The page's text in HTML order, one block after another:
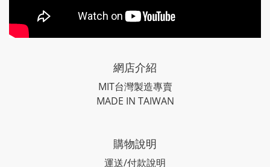
網店介紹
MIT台灣製造專賣
MADE IN TAIWAN
購物說明
運送/付款說明